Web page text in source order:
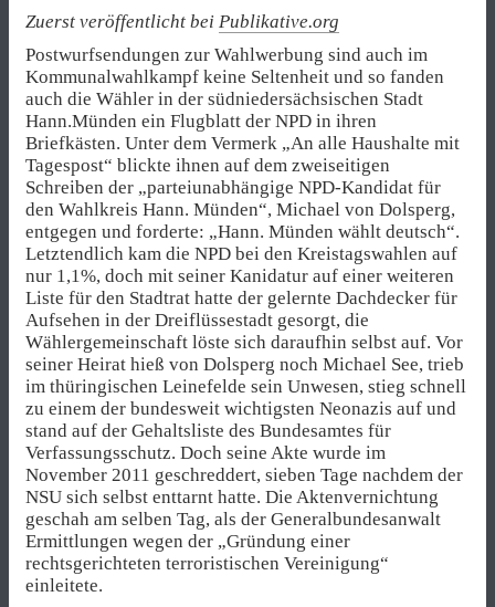
Zuerst veröffentlicht bei Publikative.org
Postwurfsendungen zur Wahlwerbung sind auch im
Kommunalwahlkampf keine Seltenheit und so fanden
auch die Wähler in der südniedersächsischen Stadt
Hann.Münden ein Flugblatt der NPD in ihren
Briefkästen. Unter dem Vermerk „An alle Haushalte mit
Tagespost“ blickte ihnen auf dem zweiseitigen
Schreiben der „parteiunabhängige NPD-Kandidat für
den Wahlkreis Hann. Münden“, Michael von Dolsperg,
entgegen und forderte: „Hann. Münden wählt deutsch“.
Letztendlich kam die NPD bei den Kreistagswahlen auf
nur 1,1%, doch mit seiner Kanidatur auf einer weiteren
Liste für den Stadtrat hatte der gelernte Dachdecker für
Aufsehen in der Dreiflüssestadt gesorgt, die
Wählergemeinschaft löste sich daraufhin selbst auf. Vor
seiner Heirat hieß von Dolsperg noch Michael See, trieb
im thüringischen Leinefelde sein Unwesen, stieg schnell
zu einem der bundesweit wichtigsten Neonazis auf und
stand auf der Gehaltsliste des Bundesamtes für
Verfassungsschutz. Doch seine Akte wurde im
November 2011 geschreddert, sieben Tage nachdem der
NSU sich selbst enttarnt hatte. Die Aktenvernichtung
geschah am selben Tag, als der Generalbundesanwalt
Ermittlungen wegen der „Gründung einer
rechtsgerichteten terroristischen Vereinigung“
einleitete.